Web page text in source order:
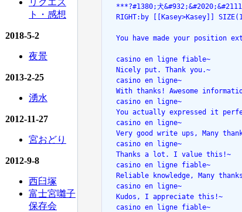
リクエス
ト・感想
2018-5-2
夜景
2013-2-25
湧水
2012-11-27
宮おどり
2012-9-8
西臼塚
富士宮囃子
保存会
***?#1380;犬
RIGHT:by [[Kasey>Kasey]]
You have made your position
  casino en ligne fiable~
  Nicely put. Thank you.~
  casino en ligne~
With thanks! Awesome
  casino en ligne~
You actually expressed it
  casino en ligne~
Very good write ups, Many
  casino en ligne~
  Thanks a lot. I value this!~
  casino en ligne fiable~
Reliable knowledge, Many
  casino en ligne~
  Kudos, I appreciate this!~
  casino en ligne fiable~